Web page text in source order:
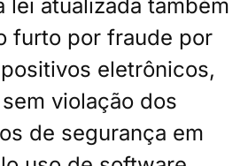
lei atualizada também
furto por fraude por
eletrônicos,
violação dos
de segurança em